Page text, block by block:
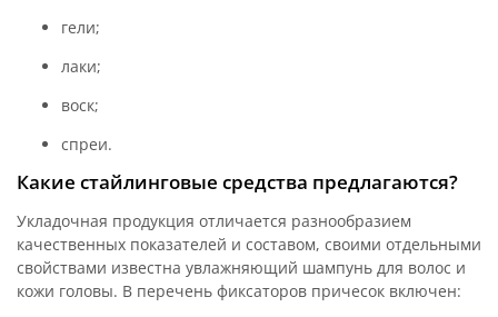
гели;
лаки;
воск;
спреи.
Какие стайлинговые средства предлагаются?
Укладочная продукция отличается разнообразием
качественных показателей и составом, своими отдельными
свойствами известна увлажняющий шампунь для волос и
кожи головы. В перечень фиксаторов причесок включен: